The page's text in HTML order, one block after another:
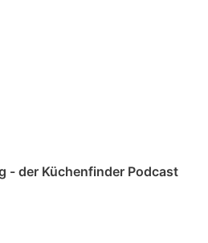
- der Küchenfinder Podcast